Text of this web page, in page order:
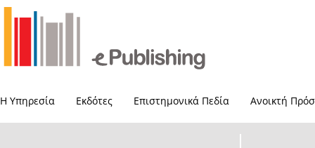
Η Υπηρεσία Εκδότες Επιστημονικά Πεδία Ανοικτή